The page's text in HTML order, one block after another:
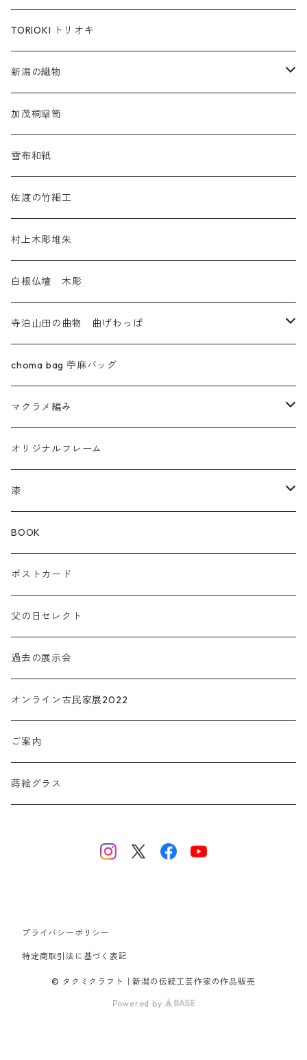
コイオキ in 小千谷縮
もちねこ
ちゃめねこ
ねんねこ
アートネコ
TORIOKI トリオキ
新潟の織物
羽越しな布
塩沢織物・越後上布
小千谷織物
十日町織物
加茂桐簞笥
雪布和紙
佐渡の竹細工
村上木彫堆朱
白根仏壇 木彫
寺泊山田の曲物 曲げわっぱ
わっぱセイロ
ウルトラセブン
曲輪の弁当箱
曲輪スツール
曲輪の球体
choma bag 苧麻バッグ
マクラメ編み
フクロウ
カメレオン
チャーム
オリジナルフレーム
漆
箸おき
KOIOKI コイオキ
NEKOOKI ネコオキ
ぐい呑み・カップ
アクセサリー
小物・インテリア
TORIOKI トリオキ
BOOK
ポストカード
父の日セレクト
過去の展示会
オンライン古民家展2022
ご案内
蒔絵グラス
プライバシーポリシー
特定商取引法に基づく表記
© タクミクラフト｜新潟の伝統工芸作家の作品販売
Powered by